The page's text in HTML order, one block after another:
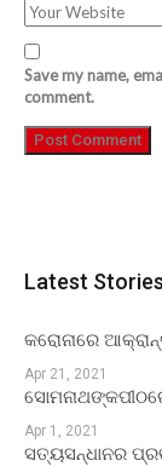
Save my name,
comment.
Latest Stories
କରୋନାରେ
Apr 21, 2021
Apr 1, 2021
ସତ୍ୟସନ୍ଧାନର